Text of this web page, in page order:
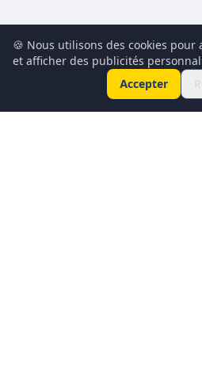
🍪 Nous utilisons des cookies
et afficher des publicités
Accepter